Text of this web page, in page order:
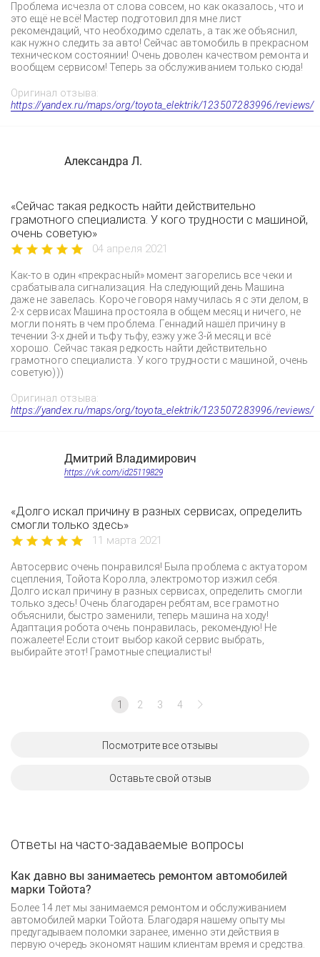
Проблема исчезла от слова совсем, но как оказалось, что и
это ещё не всё! Мастер подготовил для мне лист
рекомендаций, что необходимо сделать, а так же объяснил,
как нужно следить за авто! Сейчас автомобиль в прекрасном
техническом состоянии! Очень доволен качеством ремонта и
вообщем сервисом! Теперь за обслуживанием только сюда!
Оригинал отзыва:
https://yandex.ru/maps/org/toyota_elektrik/123507283996/reviews/
Александра Л.
«Сейчас такая редкость найти действительно
грамотного специалиста. У кого трудности с машиной,
очень советую»
04 апреля 2021
Как-то в один «прекрасный» момент загорелись все чеки и
срабатывала сигнализация. На следующий день Машина
даже не завелась. Короче говоря намучилась я с эти делом, в
2-х сервисах Машина простояла в общем месяц и ничего, не
могли понять в чем проблема. Геннадий нашёл причину в
течении 3-х дней и тьфу тьфу, езжу уже 3-й месяц и всё
хорошо. Сейчас такая редкость найти действительно
грамотного специалиста. У кого трудности с машиной, очень
советую)))
Оригинал отзыва:
https://yandex.ru/maps/org/toyota_elektrik/123507283996/reviews/
Дмитрий Владимирович
https://vk.com/id25119829
«Долго искал причину в разных сервисах, определить
смогли только здесь»
11 марта 2021
Автосервис очень понравился! Была проблема с актуатором
сцепления, Тойота Королла, электромотор изжил себя.
Долго искал причину в разных сервисах, определить смогли
только здесь! Очень благодарен ребятам, все грамотно
объяснили, быстро заменили, теперь машина на ходу!
Адаптация робота очень понравилась, рекомендую! Не
пожалеете! Если стоит выбор какой сервис выбрать,
выбирайте этот! Грамотные специалисты!
1 2 3 4
Посмотрите все отзывы
Оставьте свой отзыв
Ответы на часто-задаваемые вопросы
Как давно вы занимаетесь ремонтом автомобилей
марки Тойота?
Более 14 лет мы занимаемся ремонтом и обслуживанием
автомобилей марки Тойота. Благодаря нашему опыту мы
предугадываем поломки заранее, именно эти действия в
первую очередь экономят нашим клиентам время и средства.